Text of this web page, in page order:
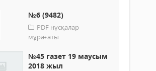
№6 (9482)
PDF нұсқалар
мұрағаты
№45 газет 19 маусым
2018 жыл